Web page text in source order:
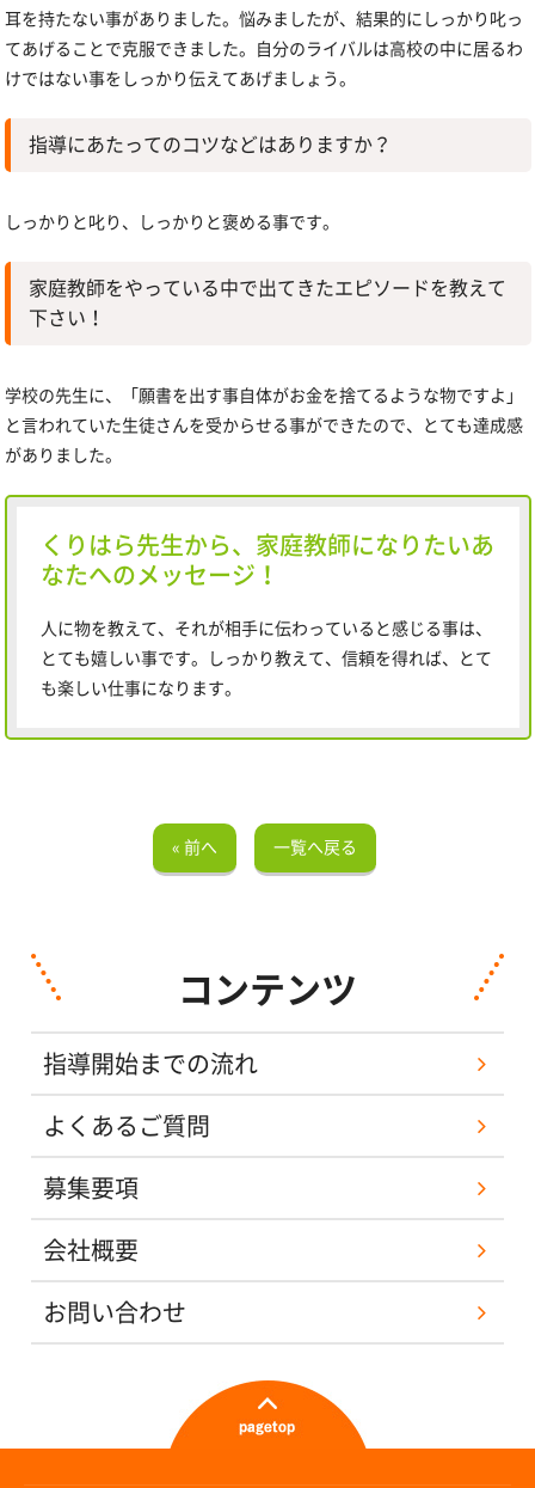
耳を持たない事がありました。悩みましたが、結果的にしっかり叱っ
てあげることで克服できました。自分のライバルは高校の中に居るわ
けではない事をしっかり伝えてあげましょう。
指導にあたってのコツなどはありますか？
しっかりと叱り、しっかりと褒める事です。
家庭教師をやっている中で出てきたエピソードを教えて
下さい！
学校の先生に、「願書を出す事自体がお金を捨てるような物ですよ」
と言われていた生徒さんを受からせる事ができたので、とても達成感
がありました。
くりはら先生から、家庭教師になりたいあ
なたへのメッセージ！
人に物を教えて、それが相手に伝わっていると感じる事は、
とても嬉しい事です。しっかり教えて、信頼を得れば、とて
も楽しい仕事になります。
« 前へ 一覧へ戻る
コンテンツ
指導開始までの流れ
よくあるご質問
募集要項
会社概要
お問い合わせ